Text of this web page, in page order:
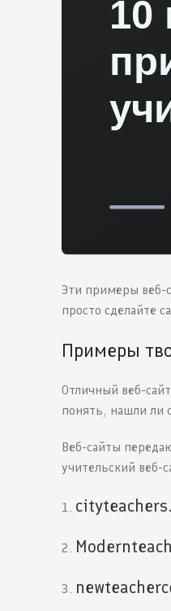
Эти примеры веб-
просто сделайте
Примеры
Отличный веб-
понять, нашли ли
Веб-сайты
учительский веб-